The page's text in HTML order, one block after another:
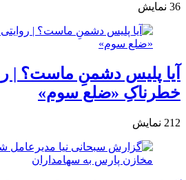
36 نمایش
آیا پلیس دشمنِ ماست؟ |
خطرناکِ «ضلع سوم»
212 نمایش